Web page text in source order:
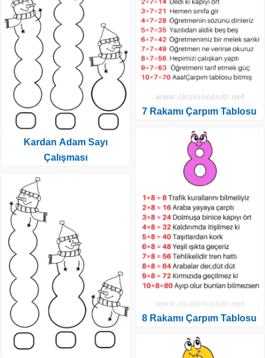
Kardan Adam Sayı
Çalışması
7 Rakamı Çarpım Tablosu
8 Rakamı Çarpım Tablosu